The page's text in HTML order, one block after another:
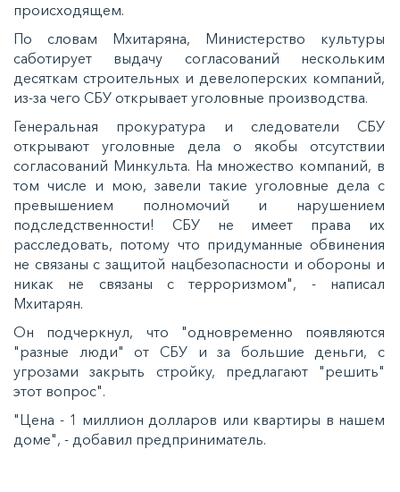
происходящем.
По словам Мхитаряна, Министерство культуры
саботирует выдачу согласований нескольким
десяткам строительных и девелоперских компаний,
из-за чего СБУ открывает уголовные производства.
Генеральная прокуратура и следователи СБУ
открывают уголовные дела о якобы отсутствии
согласований Минкульта. На множество компаний, в
том числе и мою, завели такие уголовные дела с
превышением полномочий и нарушением
подследственности! СБУ не имеет права их
расследовать, потому что придуманные обвинения
не связаны с защитой нацбезопасности и обороны и
никак не связаны с терроризмом", - написал
Мхитарян.
Он подчеркнул, что "одновременно появляются
"разные люди" от СБУ и за большие деньги, с
угрозами закрыть стройку, предлагают "решить"
этот вопрос".
"Цена - 1 миллион долларов или квартиры в нашем
доме", - добавил предприниматель.